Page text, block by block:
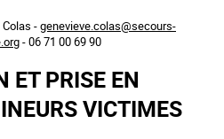
-genevieve.colas@secours-
- 06 71 00 69 90
ET PRISE EN
VICTIMES